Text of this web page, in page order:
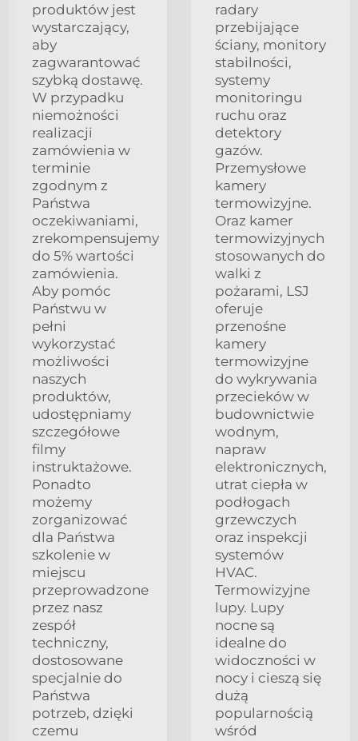
produktów jest
wystarczający,
aby
zagwarantować
szybką dostawę.
W przypadku
niemożności
realizacji
zamówienia w
terminie
zgodnym z
Państwa
oczekiwaniami,
zrekompensujemy
do 5% wartości
zamówienia.
Aby pomóc
Państwu w
pełni
wykorzystać
możliwości
naszych
produktów,
udostępniamy
szczegółowe
filmy
instruktażowe.
Ponadto
możemy
zorganizować
dla Państwa
szkolenie w
miejscu
przeprowadzone
przez nasz
zespół
techniczny,
dostosowane
specjalnie do
Państwa
potrzeb, dzięki
czemu
radary
przebijające
ściany, monitory
stabilności,
systemy
monitoringu
ruchu oraz
detektory
gazów.
Przemysłowe
kamery
termowizyjne.
Oraz kamer
termowizyjnych
stosowanych do
walki z
pożarami, LSJ
oferuje
przenośne
kamery
termowizyjne
do wykrywania
przecieków w
budownictwie
wodnym,
napraw
elektronicznych,
utrat ciepła w
podłogach
grzewczych
oraz inspekcji
systemów
HVAC.
Termowizyjne
lupy. Lupy
nocne są
idealne do
widoczności w
nocy i cieszą się
dużą
popularnością
wśród